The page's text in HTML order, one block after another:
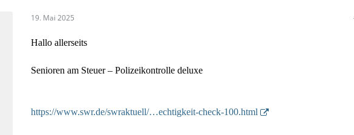
19. Mai 2025
Hallo allerseits
Senioren am Steuer – Polizeikontrolle deluxe
https://www.swr.de/swraktuell/…echtigkeit-check-100.html